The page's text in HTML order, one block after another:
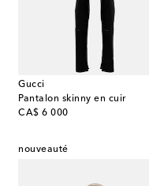
Gucci
Pantalon skinny en cuir
CA$ 6 000
original price
nouveauté